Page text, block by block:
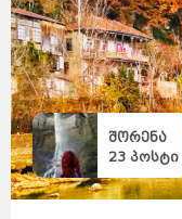
შორენა
23 პოსტი